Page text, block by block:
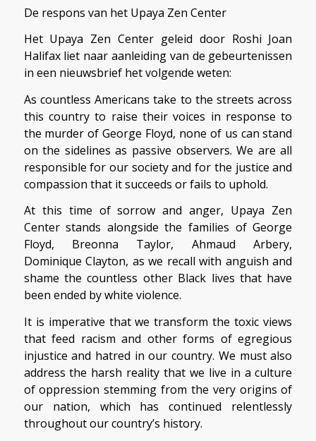
De respons van het Upaya Zen Center
Het Upaya Zen Center geleid door Roshi Joan
Halifax liet naar aanleiding van de gebeurtenissen
in een nieuwsbrief het volgende weten:
As countless Americans take to the streets across
this country to raise their voices in response to
the murder of George Floyd, none of us can stand
on the sidelines as passive observers. We are all
responsible for our society and for the justice and
compassion that it succeeds or fails to uphold.
At this time of sorrow and anger, Upaya Zen
Center stands alongside the families of George
Floyd, Breonna Taylor, Ahmaud Arbery,
Dominique Clayton, as we recall with anguish and
shame the countless other Black lives that have
been ended by white violence.
It is imperative that we transform the toxic views
that feed racism and other forms of egregious
injustice and hatred in our country. We must also
address the harsh reality that we live in a culture
of oppression stemming from the very origins of
our nation, which has continued relentlessly
throughout our country’s history.